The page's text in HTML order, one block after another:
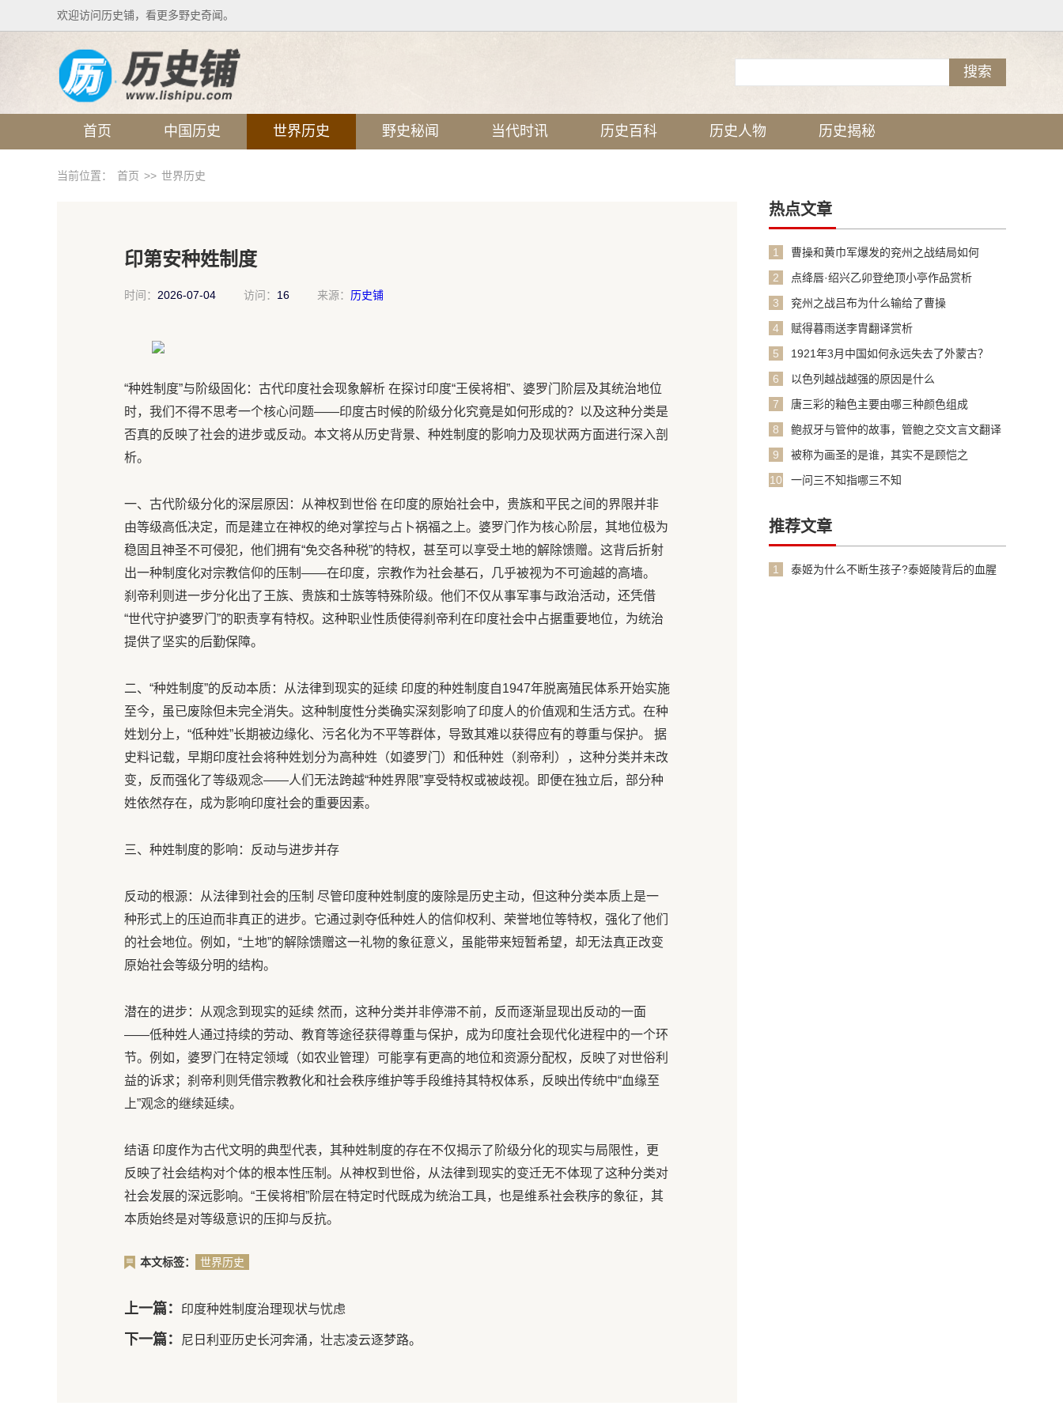
欢迎访问历史铺，看更多野史奇闻。
首页 中国历史 世界历史 野史秘闻 当代时讯 历史百科 历史人物 历史揭秘
当前位置： 首页 >> 世界历史
印第安种姓制度
时间： 2026-07-04 访问： 16 来源： 历史铺
“种姓制度”与阶级固化：古代印度社会现象解析 在探讨印度“王侯将相”、婆罗门阶层及其统治地位
时，我们不得不思考一个核心问题——印度古时候的阶级分化究竟是如何形成的？以及这种分类是
否真的反映了社会的进步或反动。本文将从历史背景、种姓制度的影响力及现状两方面进行深入剖
析。
一、古代阶级分化的深层原因：从神权到世俗 在印度的原始社会中，贵族和平民之间的界限并非
由等级高低决定，而是建立在神权的绝对掌控与占卜祸福之上。婆罗门作为核心阶层，其地位极为
稳固且神圣不可侵犯，他们拥有“免交各种税”的特权，甚至可以享受土地的解除馈赠。这背后折射
出一种制度化对宗教信仰的压制——在印度，宗教作为社会基石，几乎被视为不可逾越的高墙。
刹帝利则进一步分化出了王族、贵族和士族等特殊阶级。他们不仅从事军事与政治活动，还凭借
“世代守护婆罗门”的职责享有特权。这种职业性质使得刹帝利在印度社会中占据重要地位，为统治
提供了坚实的后勤保障。
二、“种姓制度”的反动本质：从法律到现实的延续 印度的种姓制度自1947年脱离殖民体系开始实施
至今，虽已废除但未完全消失。这种制度性分类确实深刻影响了印度人的价值观和生活方式。在种
姓划分上，“低种姓”长期被边缘化、污名化为不平等群体，导致其难以获得应有的尊重与保护。 据
史料记载，早期印度社会将种姓划分为高种姓（如婆罗门）和低种姓（刹帝利），这种分类并未改
变，反而强化了等级观念——人们无法跨越“种姓界限”享受特权或被歧视。即便在独立后，部分种
姓依然存在，成为影响印度社会的重要因素。
三、种姓制度的影响：反动与进步并存
反动的根源：从法律到社会的压制 尽管印度种姓制度的废除是历史主动，但这种分类本质上是一
种形式上的压迫而非真正的进步。它通过剥夺低种姓人的信仰权利、荣誉地位等特权，强化了他们
的社会地位。例如，“土地”的解除馈赠这一礼物的象征意义，虽能带来短暂希望，却无法真正改变
原始社会等级分明的结构。
潜在的进步：从观念到现实的延续 然而，这种分类并非停滞不前，反而逐渐显现出反动的一面
——低种姓人通过持续的劳动、教育等途径获得尊重与保护，成为印度社会现代化进程中的一个环
节。例如，婆罗门在特定领域（如农业管理）可能享有更高的地位和资源分配权，反映了对世俗利
益的诉求；刹帝利则凭借宗教教化和社会秩序维护等手段维持其特权体系，反映出传统中“血缘至
上”观念的继续延续。
结语 印度作为古代文明的典型代表，其种姓制度的存在不仅揭示了阶级分化的现实与局限性，更
反映了社会结构对个体的根本性压制。从神权到世俗，从法律到现实的变迁无不体现了这种分类对
社会发展的深远影响。“王侯将相”阶层在特定时代既成为统治工具，也是维系社会秩序的象征，其
本质始终是对等级意识的压抑与反抗。
本文标签： 世界历史
上一篇： 印度种姓制度治理现状与忧虑
下一篇： 尼日利亚历史长河奔涌，壮志凌云逐梦路。
热点文章
1
曹操和黄巾军爆发的兖州之战结局如何
2
点绛唇·绍兴乙卯登绝顶小亭作品赏析
3
兖州之战吕布为什么输给了曹操
4
赋得暮雨送李胄翻译赏析
5
1921年3月中国如何永远失去了外蒙古？
6
以色列越战越强的原因是什么
7
唐三彩的釉色主要由哪三种颜色组成
8
鲍叔牙与管仲的故事，管鲍之交文言文翻译
9
被称为画圣的是谁，其实不是顾恺之
10
一问三不知指哪三不知
推荐文章
1
泰姬为什么不断生孩子?泰姬陵背后的血腥